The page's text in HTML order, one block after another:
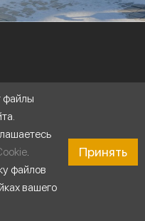
файлы
.
файлов
вашего
Принять